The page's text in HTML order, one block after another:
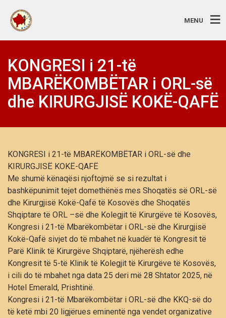
MENU
KONGRESI i 21-të
MBARËKOMBËTAR i ORL-së
dhe KIRURGJISË KOKË-QAFË
KONGRESI i 21-të MBARËKOMBËTAR i ORL-së dhe
KIRURGJISË KOKË-QAFË
Me shumë kënaqësi njoftojmë se si rezultat i
bashkëpunimit tejet domethënës mes Shoqatës së ORL-së
dhe Kirurgjisë Kokë-Qafë të Kosovës dhe Shoqatës
Shqiptare të ORL –së dhe Kolegjit të Kirurgëve të Kosovës,
Kongresi i 21-të Mbarëkombëtar i ORL-së dhe Kirurgjisë
Kokë-Qafë sivjet do të mbahet në kuadër të Kongresit të
Parë Klinik të Kirurgëve Shqiptarë, njëherësh edhe
Kongresit të 5-të Klinik të Kolegjit të Kirurgëve të Kosovës,
i cili do të mbahet nga data 25 deri më 28 Shtator 2025, në
Hotel Emerald, Prishtinë.
Kongresi i 21-të Mbarëkombëtar i ORL-së dhe KKQ-së do
të ketë mbi 20 ligjërues eminentë nga vendet organizative